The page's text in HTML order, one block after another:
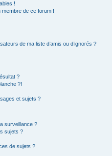
!
membre de ce forum !
de ma liste d’amis ou d’ignorés ?
?
?!
et sujets ?
surveillance ?
sujets ?
de sujets ?